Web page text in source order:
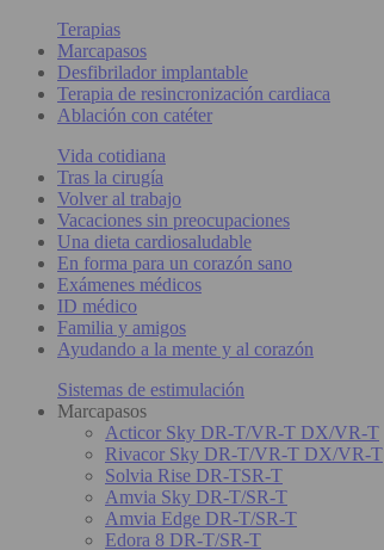
Terapias
Marcapasos
Desfibrilador implantable
Terapia de resincronización cardiaca
Ablación con catéter
Vida cotidiana
Tras la cirugía
Volver al trabajo
Vacaciones sin preocupaciones
Una dieta cardiosaludable
En forma para un corazón sano
Exámenes médicos
ID médico
Familia y amigos
Ayudando a la mente y al corazón
Sistemas de estimulación
Marcapasos
Acticor Sky DR-T/VR-T DX/VR-T
Rivacor Sky DR-T/VR-T DX/VR-T
Solvia Rise DR-TSR-T
Amvia Sky DR-T/SR-T
Amvia Edge DR-T/SR-T
Edora 8 DR-T/SR-T